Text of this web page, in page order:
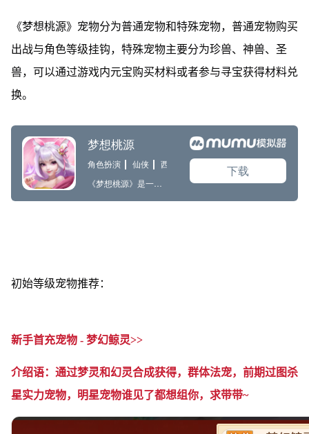
《梦想桃源》宠物分为普通宠物和特殊宠物，普通宠物购买
出战与角色等级挂钩，特殊宠物主要分为珍兽、神兽、圣
兽，可以通过游戏内元宝购买材料或者参与寻宝获得材料兑
换。
初始等级宠物推荐：
新手首充宠物 - 梦幻鲸灵>>
介绍语：通过梦灵和幻灵合成获得，群体法宠，前期过图杀
星实力宠物，明星宠物谁见了都想组你，求带带~